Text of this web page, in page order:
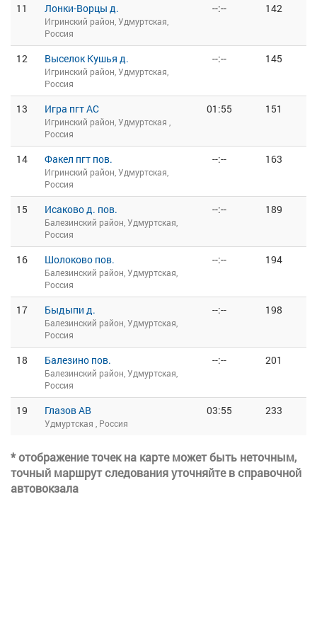
11 Лонки-Ворцы д.
Игринский район, Удмуртская,
Россия
--:-- 142
12 Выселок Кушья д.
Игринский район, Удмуртская,
Россия
--:-- 145
13 Игра пгт АС
Игринский район, Удмуртская ,
Россия
01:55 151
14 Факел пгт пов.
Игринский район, Удмуртская,
Россия
--:-- 163
15 Исаково д. пов.
Балезинский район, Удмуртская,
Россия
--:-- 189
16 Шолоково пов.
Балезинский район, Удмуртская,
Россия
--:-- 194
17 Быдыпи д.
Балезинский район, Удмуртская,
Россия
--:-- 198
18 Балезино пов.
Балезинский район, Удмуртская,
Россия
--:-- 201
19 Глазов АВ
Удмуртская , Россия
03:55 233
* отображение точек на карте может быть неточным,
точный маршрут следования уточняйте в справочной
автовокзала